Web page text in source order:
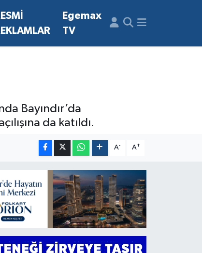
Egemax
TV
Bayındır’da
da katıldı.
A- A+